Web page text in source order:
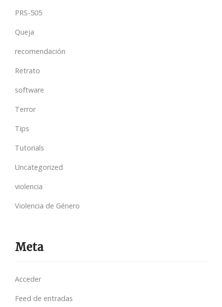
PRS-505
Queja
recomendación
Retrato
software
Terror
Tips
Tutorials
Uncategorized
violencia
Violencia de Género
Meta
Acceder
Feed de entradas